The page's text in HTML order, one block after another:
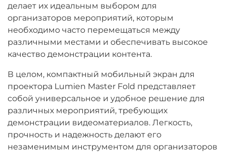
делает их идеальным выбором для
организаторов мероприятий, которым
необходимо часто перемещаться между
различными местами и обеспечивать высокое
качество демонстрации контента.
В целом, компактный мобильный экран для
проектора Lumien Master Fold представляет
собой универсальное и удобное решение для
различных мероприятий, требующих
демонстрации видеоматериалов. Легкость,
прочность и надежность делают его
незаменимым инструментом для организаторов